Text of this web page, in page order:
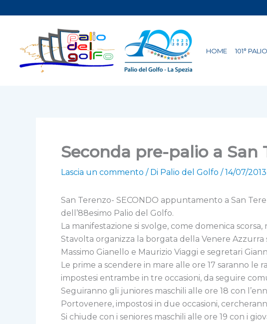
al
HOME 101°
Seconda pre-palio a San
Lascia un commento / Di Palio del Golfo /14/07/2013
San Terenzo- SECONDO appuntamento a San
dell’88esimo Palio del Golfo.
La manifestazione si svolge, come domenica
Stavolta organizza la borgata della Venere
Massimo Gianello e Maurizio Viaggi e segretari
Le prime a scendere in mare alle ore 17 saranno le
impostesi entrambe in tre occasioni, da seguire
Seguiranno gli juniores maschili alle ore 18 con
Portovenere, impostosi in due occasioni,
Si chiude con i seniores maschili alle ore 19 con i